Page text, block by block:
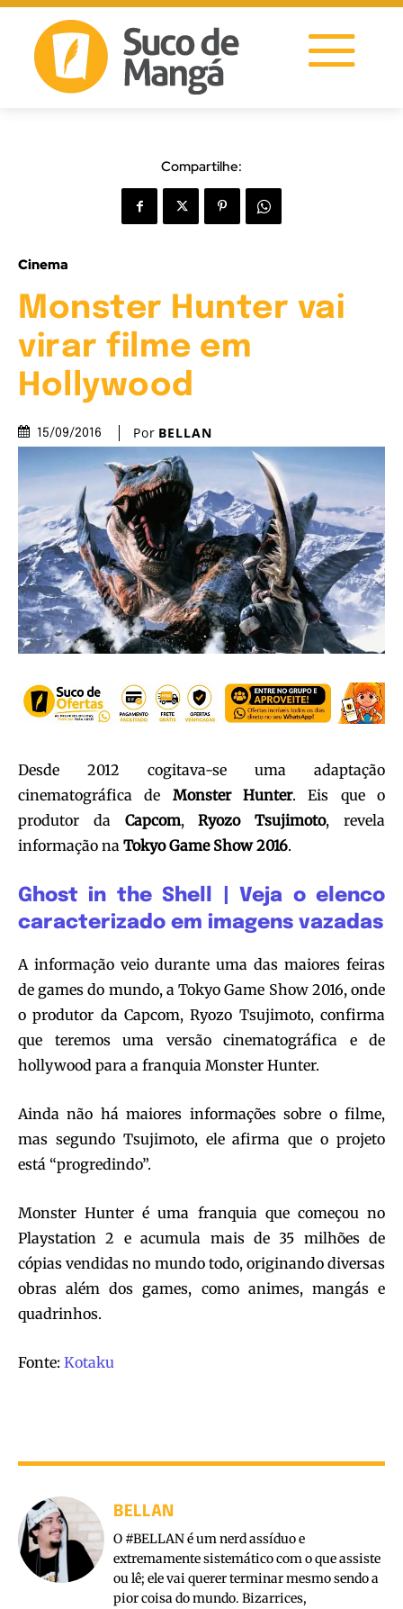
Compartilhe:
Cinema
Monster Hunter vai
virar filme em
Hollywood
15/09/2016 Por BELLAN
Desde 2012 cogitava-se uma adaptação
cinematográfica de Monster Hunter. Eis que o
produtor da Capcom,Ryozo Tsujimoto, revela
informação na Tokyo Game Show 2016.
Ghost in the Shell | Veja o elenco
caracterizado em imagens vazadas
A informação veio durante uma das maiores feiras
de games do mundo, a Tokyo Game Show 2016, onde
o produtor da Capcom, Ryozo Tsujimoto, confirma
que teremos uma versão cinematográfica e de
hollywood para a franquia Monster Hunter.
Ainda não há maiores informações sobre o filme,
mas segundo Tsujimoto, ele afirma que o projeto
está “progredindo”.
Monster Hunter é uma franquia que começou no
Playstation 2 e acumula mais de 35 milhões de
cópias vendidas no mundo todo, originando diversas
obras além dos games, como animes, mangás e
quadrinhos.
Fonte: Kotaku
BELLAN
O #BELLAN é um nerd assíduo e
extremamente sistemático com o que assiste
ou lê; ele vai querer terminar mesmo sendo a
pior coisa do mundo. Bizarrices,